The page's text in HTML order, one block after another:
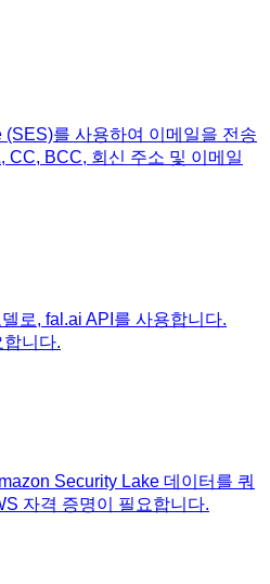
를 사용하여 이메일을 전송
CC, BCC, 회신 주소 및 이메일
로, fal.ai API를 사용합니다.
니다.
Security Lake 데이터를 쿼
자격 증명이 필요합니다.